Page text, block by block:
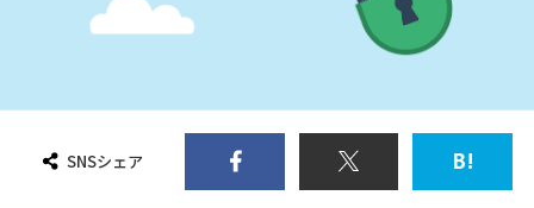
SNSシェア B!